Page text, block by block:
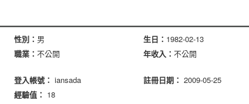
性別： 男 生日： 1982-02-13
職業： 不公開 年收入： 不公開
登入帳號： iansada 註冊日期： 2009-05-25
經驗值： 18